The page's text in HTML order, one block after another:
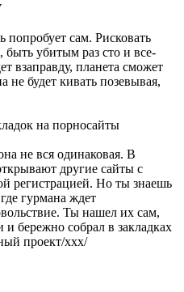
попробует сам. Рисковать
быть убитым раз сто и все-
взаправду, планета сможет
не будет кивать позевывая,
на порносайты
не вся одинаковая. В
другие сайты с
регистрацией. Но ты знаешь
гурмана ждет
Ты нашел их сам,
бережно собрал в закладках
проект/ххх/